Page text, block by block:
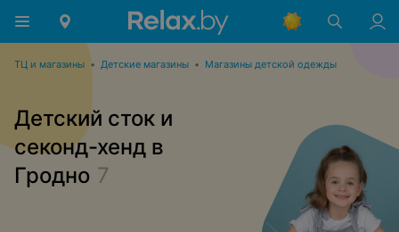
ТЦ и магазины • Детские магазины • Магазины детской одежды
Детский сток и
секонд-хенд в
Гродно 7